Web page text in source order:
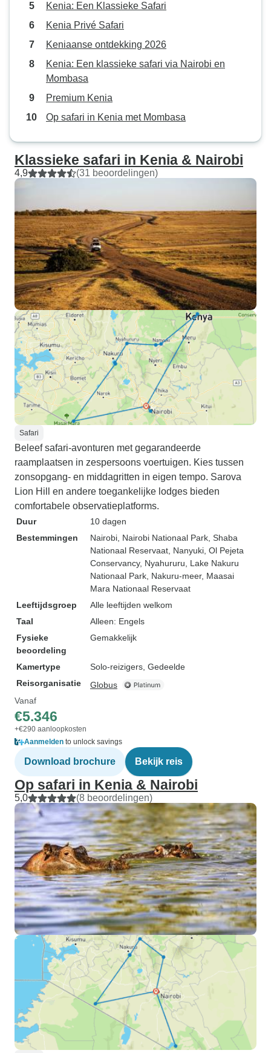
Kenia: Een Klassieke Safari
Kenia Privé Safari
Keniaanse ontdekking 2026
Kenia: Een klassieke safari via Nairobi en
Mombasa
Premium Kenia
Op safari in Kenia met Mombasa
Klassieke safari in Kenia & Nairobi
4,9 (31 beoordelingen)
Safari
Beleef safari-avonturen met gegarandeerde
raamplaatsen in zespersoons voertuigen. Kies tussen
zonsopgang- en middagritten in eigen tempo. Sarova
Lion Hill en andere toegankelijke lodges bieden
comfortabele observatieplatforms.
Duur
10 dagen
Bestemmingen
Nairobi , Nairobi Nationaal Park , Shaba
Nationaal Reservaat , Nanyuki , Ol Pejeta
Conservancy, Nyahururu , Lake Nakuru
Nationaal Park , Nakuru-meer, Maasai
Mara Nationaal Reservaat
Leeftijdsgroep
Alle leeftijden welkom
Taal
Alleen: Engels
Fysieke
beoordeling
Gemakkelijk
Kamertype
Solo-reizigers, Gedeelde
Reisorganisatie
Globus
Vanaf
€5.346
+€290 aanloopkosten
Aanmelden to unlock savings
Download brochure Bekijk reis
Op safari in Kenia & Nairobi
5,0 (8 beoordelingen)